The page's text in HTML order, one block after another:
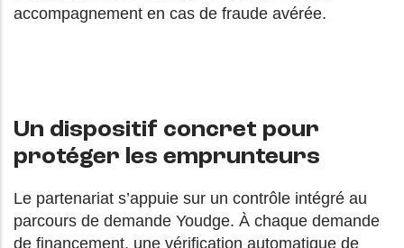
accompagnement en cas de fraude avérée.
Un dispositif concret pour
protéger les emprunteurs
Le partenariat s’appuie sur un contrôle intégré au
parcours de demande Youdge. À chaque demande
de financement, une vérification automatique de